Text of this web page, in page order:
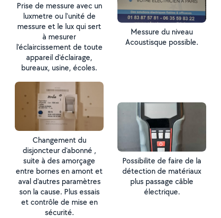
Prise de messure avec un
luxmetre ou l'unité de
messure et le lux qui sert
à mesurer
l'éclaircissement de toute
appareil d'éclairage,
bureaux, usine, écoles.
Messure du niveau
Acoustisque possible.
Changement du
disjoncteur d'abonné ,
suite à des amorçage
entre bornes en amont et
aval d'autres paramètres
son la cause. Plus essais
et contrôle de mise en
sécurité.
Possibilite de faire de la
détection de matériaux
plus passage câble
électrique.